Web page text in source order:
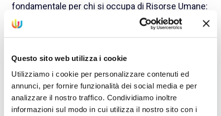
Questo sito web utilizza i cookie
Utilizziamo i cookie per personalizzare contenuti ed
annunci, per fornire funzionalità dei social media e per
analizzare il nostro traffico. Condividiamo inoltre
informazioni sul modo in cui utilizza il nostro sito con i
fondamentale per chi si occupa di Risorse Umane:
come possiamo valorizzare in modo autentico e
utile le persone della nostra azienda? In un
motivazione sono fattori sempre più critici per
l’engagem …
Topics: Fringe Benefit
Welfare&Wellbeing